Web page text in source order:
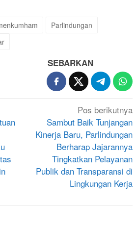
Parlindungan
SEBARKAN
Pos berikutnya
Sambut Baik Tunjangan
Kinerja Baru, Parlindungan
Berharap Jajarannya
Tingkatkan Pelayanan
Publik dan Transparansi di
Lingkungan Kerja